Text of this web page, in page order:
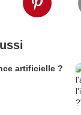
artificielle ?